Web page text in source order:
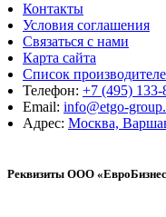
Контакты
Условия соглашения
Связаться с нами
Карта сайта
Список
Телефон: +7 (495) 133-
Email: info@etgo-
Адрес: Москва,
Реквизиты ООО